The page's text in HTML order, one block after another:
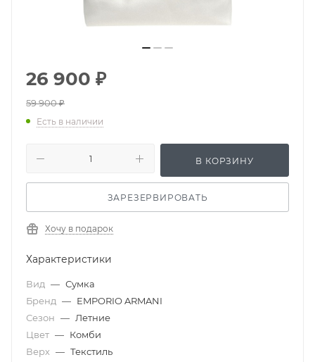
26 900 ₽
59 900₽
Есть в наличии
В КОРЗИНУ
ЗАРЕЗЕРВИРОВАТЬ
Хочу в подарок
Характеристики
Вид — Сумка
Бренд — EMPORIO ARMANI
Сезон — Летние
Цвет — Комби
Верх — Текстиль